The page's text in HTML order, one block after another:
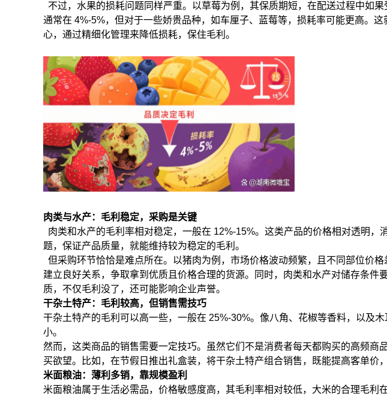
不过，水果的损耗问题同样严重。以草莓为例，其保质期短，在配送过程中如
通常在 4%-5%，但对于一些娇贵品种，如车厘子、蓝莓等，损耗率可能更高。
心，通过精细化管理来降低损耗，保住毛利。
肉类与水产：毛利稳定，采购是关键
肉类和水产的毛利率相对稳定，一般在 12%-15%。这类产品的价格相对透明，
题，保证产品质量，就能维持较为稳定的毛利。
但采购环节恰恰是难点所在。以猪肉为例，市场价格波动频繁，且不同部位价
建立良好关系，争取拿到优质且价格合理的货源。同时，肉类和水产对储存条件
质，不仅毛利没了，还可能影响企业声誉。
干杂土特产：毛利较高，但销售需技巧
干杂土特产的毛利可以高一些，一般在 25%-30%。像八角、花椒等香料，以及
小。
然而，这类商品的销售需要一定技巧。虽然它们不是消费者每天都购买的高频商
买欲望。比如，在节假日推出礼盒装，将干杂土特产组合销售，既能提高客单价
米面粮油：薄利多销，靠规模盈利
米面粮油属于生活必需品，价格敏感度高，其毛利率相对较低，大米的合理毛利